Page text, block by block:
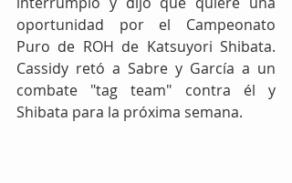
oportunidad por el Campeonato
Puro de ROH de Katsuyori Shibata.
Cassidy retó a Sabre y García a un
combate "tag team" contra él y
Shibata para la próxima semana.